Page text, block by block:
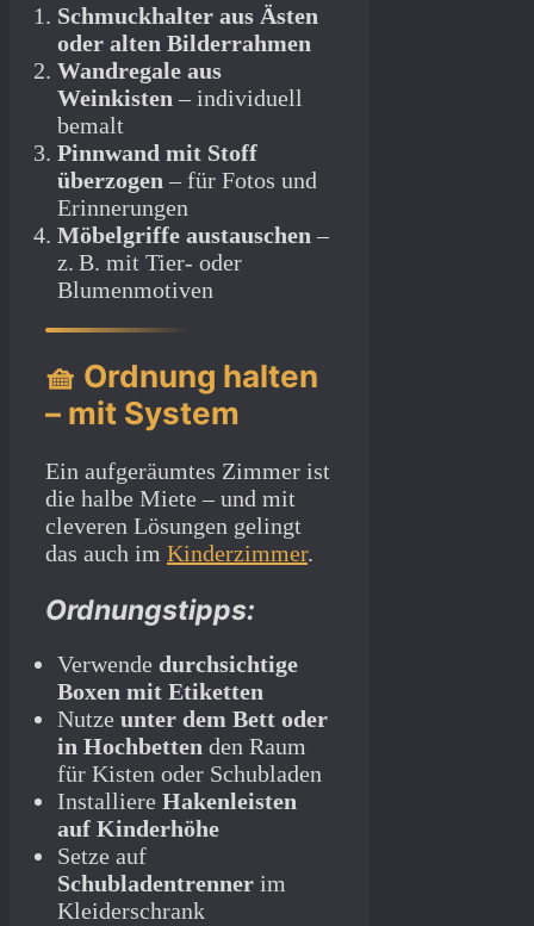
Schmuckhalter aus Ästen
oder alten Bilderrahmen
Wandregale aus
Weinkisten – individuell
bemalt
Pinnwand mit Stoff
überzogen – für Fotos und
Erinnerungen
Möbelgriffe austauschen –
z. B. mit Tier- oder
Blumenmotiven
🧺 Ordnung halten
– mit System
Ein aufgeräumtes Zimmer ist
die halbe Miete – und mit
cleveren Lösungen gelingt
das auch im Kinderzimmer.
Ordnungstipps:
Verwende durchsichtige
Boxen mit Etiketten
Nutze unter dem Bett oder
in Hochbetten den Raum
für Kisten oder Schubladen
Installiere Hakenleisten
auf Kinderhöhe
Setze auf
Schubladentrenner im
Kleiderschrank